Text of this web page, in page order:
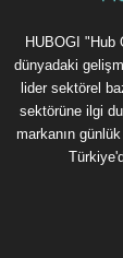
HUBOGI "Hub
dünyadaki
lider sektörel
sektörüne ilgi
markanın